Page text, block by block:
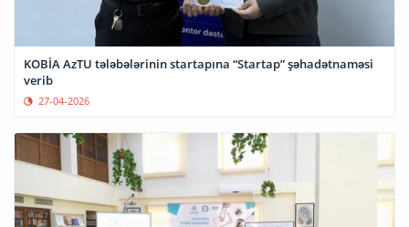
KOBİA AzTU tələbələrinin startapına “Startap” şəhadətnaməsi
verib
27-04-2026